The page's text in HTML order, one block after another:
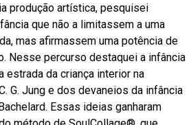
produção artística, pesquisei
que não a limitassem a uma
mas afirmassem uma potência de
Nesse percurso destaquei a infância
estrada da criança interior na
G. Jung e dos devaneios da infância
Essas ideias ganharam